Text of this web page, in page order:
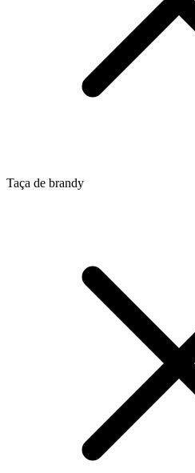
Taça de brandy